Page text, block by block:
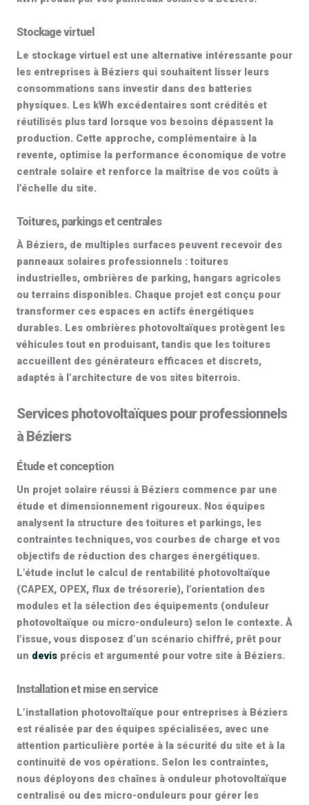
Stockage virtuel
Le stockage virtuel est une alternative intéressante pour
les entreprises à Béziers qui souhaitent lisser leurs
consommations sans investir dans des batteries
physiques. Les kWh excédentaires sont crédités et
réutilisés plus tard lorsque vos besoins dépassent la
production. Cette approche, complémentaire à la
revente, optimise la performance économique de votre
centrale solaire et renforce la maîtrise de vos coûts à
l’échelle du site.
Toitures, parkings et centrales
À Béziers, de multiples surfaces peuvent recevoir des
panneaux solaires professionnels : toitures
industrielles, ombrières de parking, hangars agricoles
ou terrains disponibles. Chaque projet est conçu pour
transformer ces espaces en actifs énergétiques
durables. Les ombrières photovoltaïques protègent les
véhicules tout en produisant, tandis que les toitures
accueillent des générateurs efficaces et discrets,
adaptés à l’architecture de vos sites biterrois.
Services photovoltaïques pour professionnels
à Béziers
Étude et conception
Un projet solaire réussi à Béziers commence par une
étude et dimensionnement rigoureux. Nos équipes
analysent la structure des toitures et parkings, les
contraintes techniques, vos courbes de charge et vos
objectifs de réduction des charges énergétiques.
L’étude inclut le calcul de rentabilité photovoltaïque
(CAPEX, OPEX, flux de trésorerie), l’orientation des
modules et la sélection des équipements (onduleur
photovoltaïque ou micro-onduleurs) selon le contexte. À
l’issue, vous disposez d’un scénario chiffré, prêt pour
un devis précis et argumenté pour votre site à Béziers.
Installation et mise en service
L’installation photovoltaïque pour entreprises à Béziers
est réalisée par des équipes spécialisées, avec une
attention particulière portée à la sécurité du site et à la
continuité de vos opérations. Selon les contraintes,
nous déployons des chaînes à onduleur photovoltaïque
centralisé ou des micro-onduleurs pour gérer les